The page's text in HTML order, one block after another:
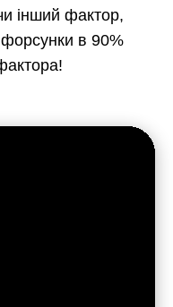
інший фактор,
в 90%